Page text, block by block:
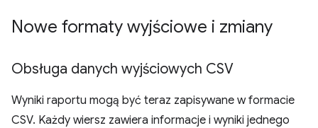
Nowe formaty wyjściowe i zmiany
Obsługa danych wyjściowych CSV
Wyniki raportu mogą być teraz zapisywane w formacie
CSV. Każdy wiersz zawiera informacje i wyniki jednego